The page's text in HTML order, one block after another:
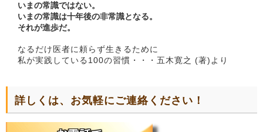
いまの常識ではない。
いまの常識は十年後の非常識となる。
それが進歩だ。
なるだけ医者に頼らず生きるために
私が実践している100の習慣・・・五木寛之 (著)より
詳しくは、お気軽にご連絡ください！